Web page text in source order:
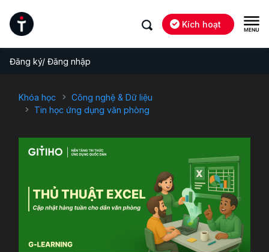
Kích hoạt
Đăng ký/ Đăng nhập
Khóa học
Công nghệ & Dữ liệu
Tin học ứng dụng văn phòng